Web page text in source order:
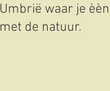
Umbrië waar je
met de natuur.